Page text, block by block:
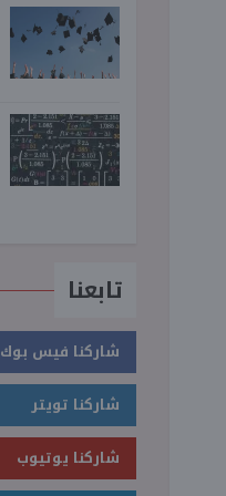
تابعنا
شاركنا فيس بوك
شاركنا تويتر
شاركنا يوتيوب